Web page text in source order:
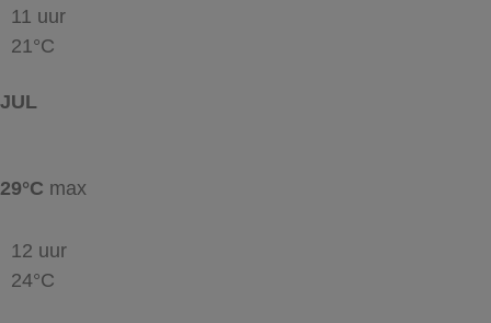
11 uur
21°C
JUL
29°C max
12 uur
24°C